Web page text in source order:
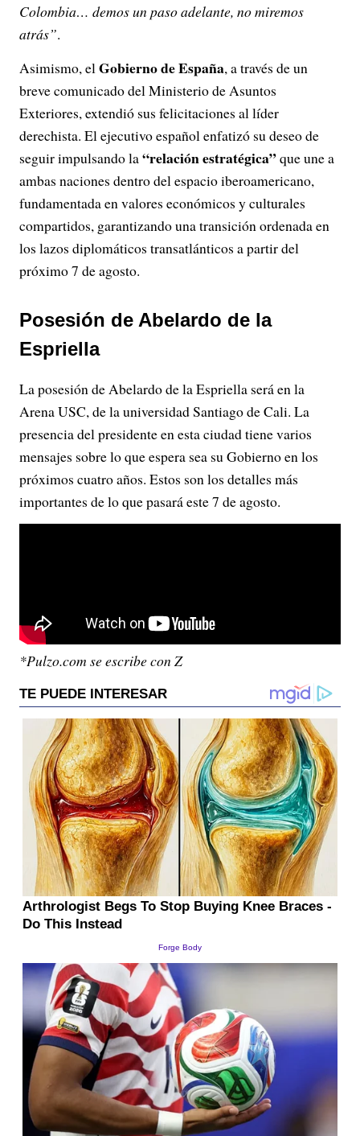
Colombia… demos un paso adelante, no miremos
atrás”.
Asimismo, elGobierno de España, a través de un
breve comunicado del Ministerio de Asuntos
Exteriores, extendió sus felicitaciones al líder
derechista. El ejecutivo español enfatizó su deseo de
seguir impulsando la“relación estratégica”que une a
ambas naciones dentro del espacio iberoamericano,
fundamentada en valores económicos y culturales
compartidos, garantizando una transición ordenada en
los lazos diplomáticos transatlánticos a partir del
próximo 7 de agosto.
Posesión de Abelardo de la
Espriella
La posesión de Abelardo de la Espriella será en la
Arena USC, de la universidad Santiago de Cali. La
presencia del presidente en esta ciudad tiene varios
mensajes sobre lo que espera sea su Gobierno en los
próximos cuatro años. Estos son los detalles más
importantes de lo que pasará este 7 de agosto.
*Pulzo.com se escribe con Z